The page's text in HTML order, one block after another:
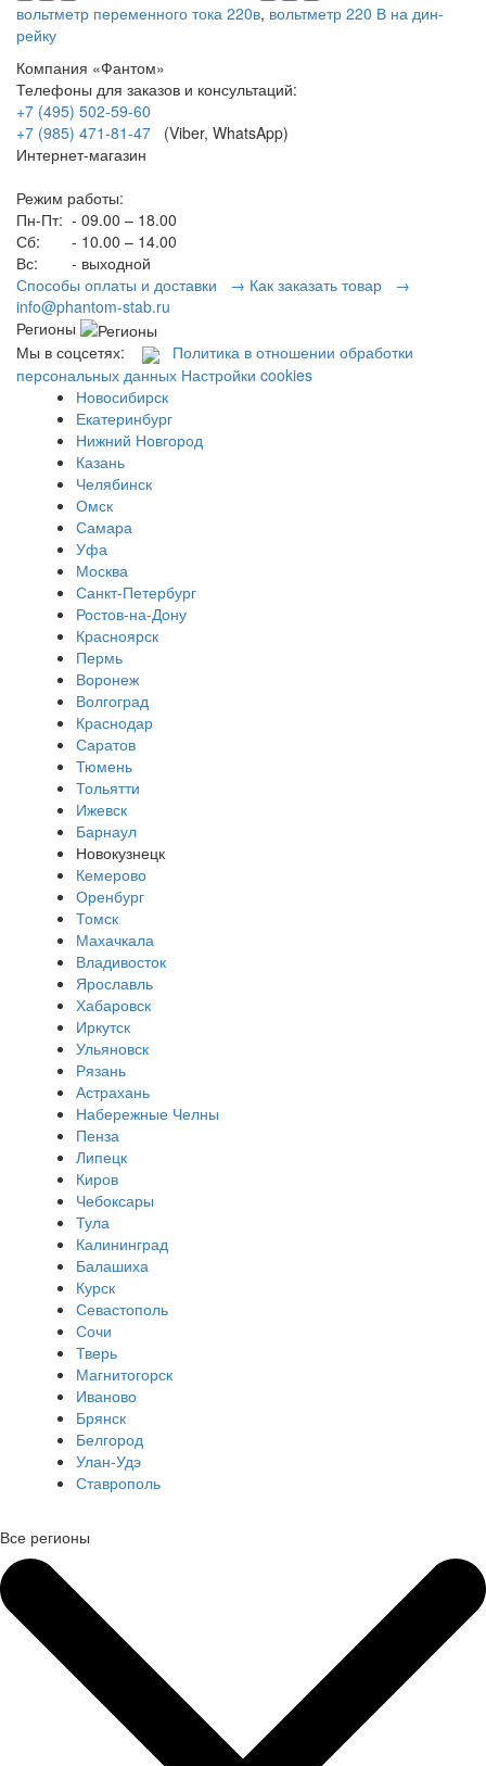
вольтметр переменного тока 220в, вольтметр 220 В на дин-
рейку
Компания «Фантом»
Телефоны для заказов и консультаций:
+7 (495) 502-59-60
+7 (985) 471-81-47 (Viber, WhatsApp)
Интернет-магазин
Режим работы:
Пн-Пт: - 09.00 – 18.00
Сб:
- 10.00 – 14.00
Вс:
- выходной
Способы оплаты и доставки → Как заказать товар →
info@phantom-stab.ru
Регионы
Мы в соцсетях:
Политика в отношении обработки
персональных данных Настройки cookies
Новосибирск
Екатеринбург
Нижний Новгород
Казань
Челябинск
Омск
Самара
Уфа
Москва
Санкт-Петербург
Ростов-на-Дону
Красноярск
Пермь
Воронеж
Волгоград
Краснодар
Саратов
Тюмень
Тольятти
Ижевск
Барнаул
Новокузнецк
Кемерово
Оренбург
Томск
Махачкала
Владивосток
Ярославль
Хабаровск
Иркутск
Ульяновск
Рязань
Астрахань
Набережные Челны
Пенза
Липецк
Киров
Чебоксары
Тула
Калининград
Балашиха
Курск
Севастополь
Сочи
Тверь
Магнитогорск
Иваново
Брянск
Белгород
Улан-Удэ
Ставрополь
Все регионы